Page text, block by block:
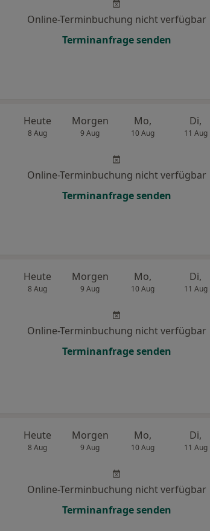
Online-Terminbuchung nicht verfügbar
Terminanfrage senden
Heute
8 Aug
Morgen
9 Aug
Mo,
10 Aug
Di,
11 Aug
Online-Terminbuchung nicht verfügbar
Terminanfrage senden
Heute
8 Aug
Morgen
9 Aug
Mo,
10 Aug
Di,
11 Aug
Online-Terminbuchung nicht verfügbar
Terminanfrage senden
Heute
8 Aug
Morgen
9 Aug
Mo,
10 Aug
Di,
11 Aug
Online-Terminbuchung nicht verfügbar
Terminanfrage senden